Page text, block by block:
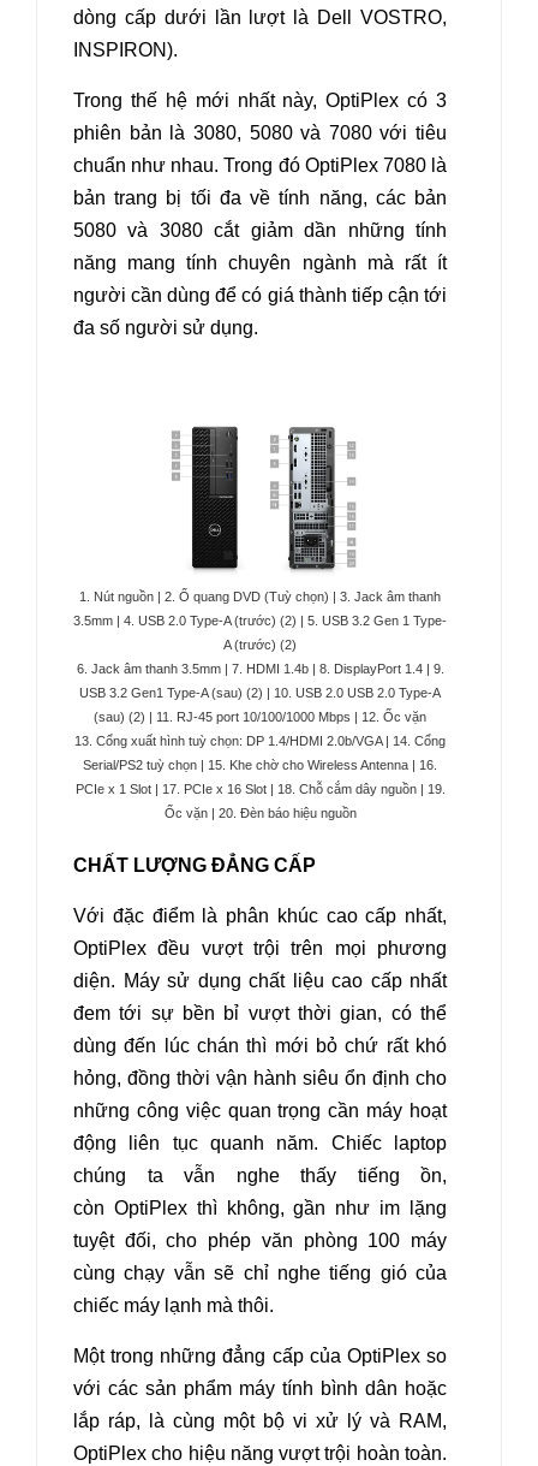
dòng cấp dưới lần lượt là Dell VOSTRO,
INSPIRON).
Trong thế hệ mới nhất này, OptiPlex có 3
phiên bản là 3080, 5080 và 7080 với tiêu
chuẩn như nhau. Trong đó OptiPlex 7080 là
bản trang bị tối đa về tính năng, các bản
5080 và 3080 cắt giảm dần những tính
năng mang tính chuyên ngành mà rất ít
người cần dùng để có giá thành tiếp cận tới
đa số người sử dụng.
1. Nút nguồn | 2. Ổ quang DVD (Tuỳ chọn) | 3. Jack âm thanh
3.5mm | 4. USB 2.0 Type-A (trước) (2) | 5. USB 3.2 Gen 1 Type-
A (trước) (2)
6. Jack âm thanh 3.5mm | 7. HDMI 1.4b | 8. DisplayPort 1.4 | 9.
USB 3.2 Gen1 Type-A (sau) (2) | 10. USB 2.0 USB 2.0 Type-A
(sau) (2) | 11. RJ-45 port 10/100/1000 Mbps | 12. Ốc vặn
13. Cổng xuất hình tuỳ chọn: DP 1.4/HDMI 2.0b/VGA | 14. Cổng
Serial/PS2 tuỳ chọn | 15. Khe chờ cho Wireless Antenna | 16.
PCIe x 1 Slot | 17. PCIe x 16 Slot | 18. Chỗ cắm dây nguồn | 19.
Ốc vặn | 20. Đèn báo hiệu nguồn
CHẤT LƯỢNG ĐẲNG CẤP
Với đặc điểm là phân khúc cao cấp nhất,
OptiPlex đều vượt trội trên mọi phương
diện. Máy sử dụng chất liệu cao cấp nhất
đem tới sự bền bỉ vượt thời gian, có thể
dùng đến lúc chán thì mới bỏ chứ rất khó
hỏng, đồng thời vận hành siêu ổn định cho
những công việc quan trọng cần máy hoạt
động liên tục quanh năm. Chiếc laptop
chúng ta vẫn nghe thấy tiếng ồn,
còn OptiPlex thì không, gần như im lặng
tuyệt đối, cho phép văn phòng 100 máy
cùng chạy vẫn sẽ chỉ nghe tiếng gió của
chiếc máy lạnh mà thôi.
Một trong những đẳng cấp của OptiPlex so
với các sản phẩm máy tính bình dân hoặc
lắp ráp, là cùng một bộ vi xử lý và RAM,
OptiPlex cho hiệu năng vượt trội hoàn toàn.